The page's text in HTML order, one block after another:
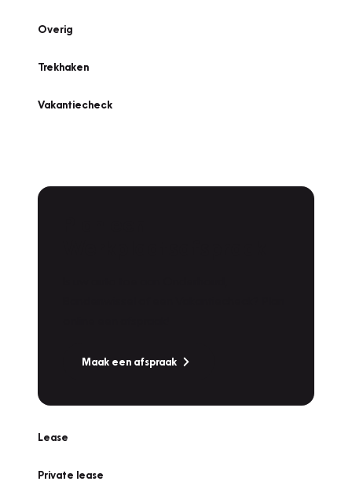
Overig
Trekhaken
Vakantiecheck
Maak een afspraak
Lease
Private lease